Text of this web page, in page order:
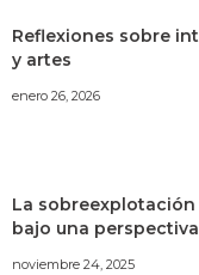
Reflexiones sobre
y artes
enero 26, 2026
La
bajo una
noviembre 24, 2025